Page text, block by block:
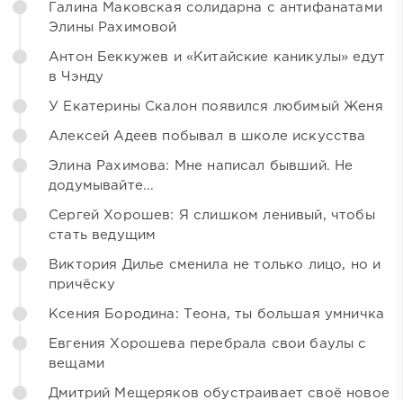
Галина Маковская солидарна с антифанатами
Элины Рахимовой
Антон Беккужев и «Китайские каникулы» едут
в Чэнду
У Екатерины Скалон появился любимый Женя
Алексей Адеев побывал в школе искусства
Элина Рахимова: Мне написал бывший. Не
додумывайте...
Сергей Хорошев: Я слишком ленивый, чтобы
стать ведущим
Виктория Дилье сменила не только лицо, но и
причёску
Ксения Бородина: Теона, ты большая умничка
Евгения Хорошева перебрала свои баулы с
вещами
Дмитрий Мещеряков обустраивает своё новое